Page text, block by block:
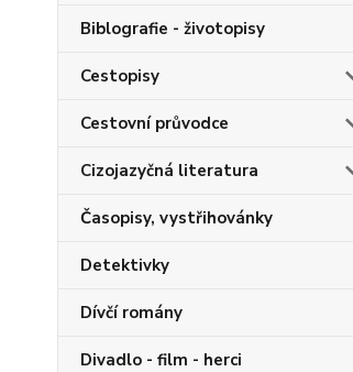
Biblografie - životopisy
Cestopisy
Cestovní průvodce
Cizojazyčná literatura
Časopisy, vystřihovánky
Detektivky
Dívčí romány
Divadlo - film - herci